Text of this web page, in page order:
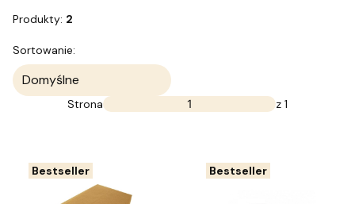
Produkty: 2
Lista produktów
Sortowanie:
Domyślne
Strona z 1
Bestseller Bestseller